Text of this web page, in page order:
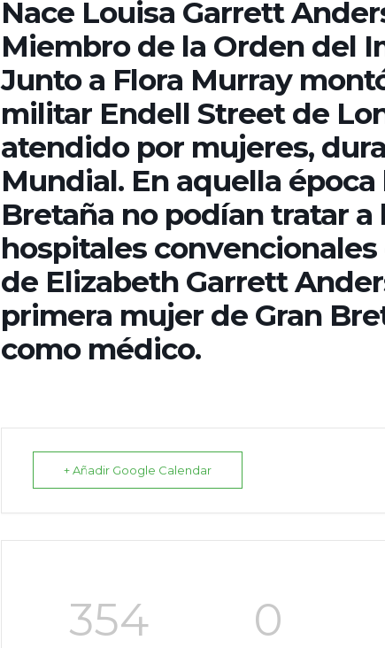
Nace Louisa Garrett
Miembro de la Orden del
Junto a Flora Murray
militar Endell Street de
atendido por mujeres,
Mundial. En aquella
Bretaña no podían tratar
hospitales
de Elizabeth Garrett
primera mujer de Gran
como médico.
+ Añadir Google Calendar
354 0